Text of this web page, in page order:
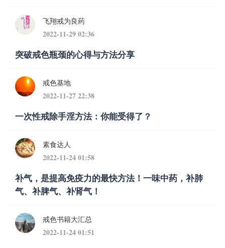
飞翔戒为良药
2022-11-29 02:36
突破戒色瓶颈的心得与方法分享
戒色基地
2022-11-27 22:38
一次性戒除手淫方法：你能受得了？
素食达人
2022-11-24 01:58
补气，是提高免疫力的最快方法！一味中药，补肺
气、补脾气、补肾气！
戒色书籍大汇总
2022-11-24 01:51